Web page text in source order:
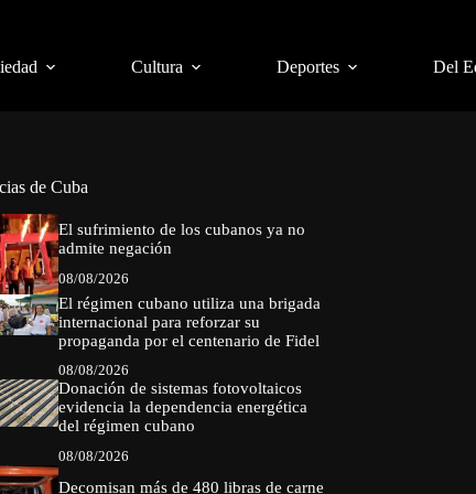
Cultura Deportes Del
de Cuba
El sufrimiento de los cubanos ya no
admite negación
08/08/2026
El régimen cubano utiliza una brigada
internacional para reforzar su
propaganda por el centenario de Fidel
08/08/2026
Donación de sistemas fotovoltaicos
evidencia la dependencia energética
del régimen cubano
08/08/2026
Decomisan más de 480 libras de carne